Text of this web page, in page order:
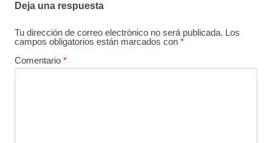
Deja una respuesta
Tu dirección de correo electrónico no será publicada. Los
campos obligatorios están marcados con *
Comentario *